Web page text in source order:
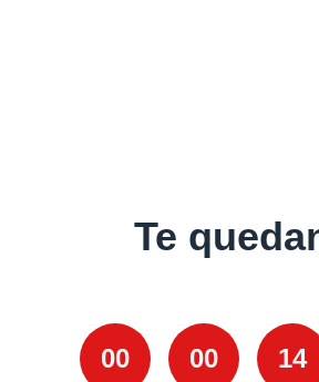
Te
00 00 14